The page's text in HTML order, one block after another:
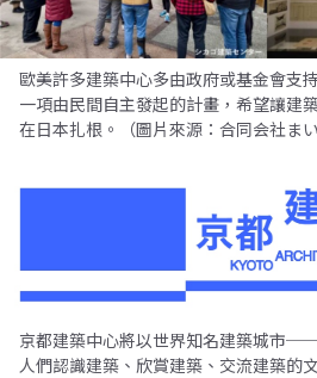
歐美許多建築中心多由政府或基金會支
一項由民間自主發起的計畫，希望讓建
在日本扎根。（圖片來源：合同会社まい
京都建築中心將以世界知名建築城市
人們認識建築、欣賞建築、交流建築的